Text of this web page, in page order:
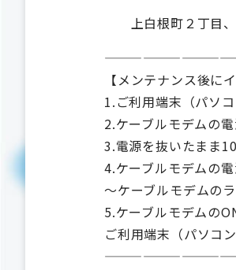
上白根町２丁目、
【メンテナンス後に
1.ご利用端末（パソ
2.ケーブルモデムの
3.電源を抜いたまま
4.ケーブルモデムの
～ケーブルモデムの
5.ケーブルモデムの
ご利用端末（パソコ